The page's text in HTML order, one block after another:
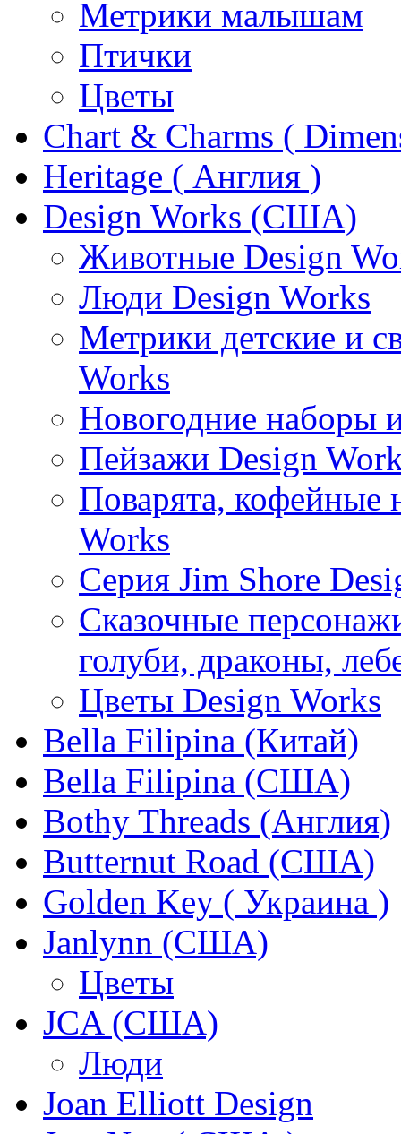
Метрики малышам
Птички
Цветы
Chart & Charms (
Heritage ( Англия )
Design Works (США)
Животные Design
Люди Design Works
Метрики детские и
Works
Новогодние наборы
Пейзажи Design
Поварята, кофейные
Works
Серия Jim Shore
Сказочные
голуби, драконы,
Цветы Design Works
Bella Filipina (Китай)
Bella Filipina (США)
Bothy Threads (Англия)
Butternut Road (США)
Golden Key ( Украина )
Janlynn (США)
Цветы
JCA (США)
Люди
Joan Elliott Design